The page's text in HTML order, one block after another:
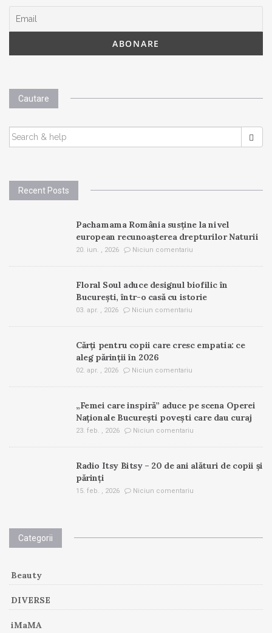
Cautare
SEARCH
FOR:
Recent Posts
Pachamama România susține la nivel
european recunoașterea drepturilor Naturii
20. iun. , 2026 Niciun comentariu
Floral Soul aduce designul biofilic în
București, într-o casă cu istorie
03. apr. , 2026 Niciun comentariu
Cărți pentru copii care cresc empatia: ce
aleg părinții în 2026
02. apr. , 2026 Niciun comentariu
„Femei care inspiră” aduce pe scena Operei
Naționale București povești care dau curaj
23. feb. , 2026 Niciun comentariu
Radio Itsy Bitsy – 20 de ani alături de copii și
părinți
15. feb. , 2026 Niciun comentariu
Categorii
Beauty
DIVERSE
iMaMA